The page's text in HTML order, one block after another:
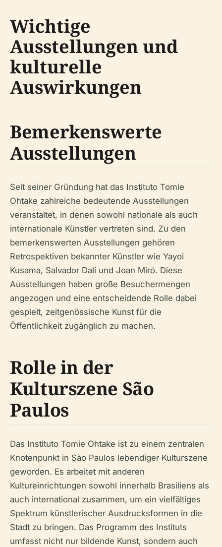
Wichtige
Ausstellungen und
kulturelle
Auswirkungen
Bemerkenswerte
Ausstellungen
Seit seiner Gründung hat das Instituto Tomie
Ohtake zahlreiche bedeutende Ausstellungen
veranstaltet, in denen sowohl nationale als auch
internationale Künstler vertreten sind. Zu den
bemerkenswerten Ausstellungen gehören
Retrospektiven bekannter Künstler wie Yayoi
Kusama, Salvador Dalí und Joan Miró. Diese
Ausstellungen haben große Besuchermengen
angezogen und eine entscheidende Rolle dabei
gespielt, zeitgenössische Kunst für die
Öffentlichkeit zugänglich zu machen.
Rolle in der
Kulturszene São
Paulos
Das Instituto Tomie Ohtake ist zu einem zentralen
Knotenpunkt in São Paulos lebendiger Kulturszene
geworden. Es arbeitet mit anderen
Kultureinrichtungen sowohl innerhalb Brasiliens als
auch international zusammen, um ein vielfältiges
Spektrum künstlerischer Ausdrucksformen in die
Stadt zu bringen. Das Programm des Instituts
umfasst nicht nur bildende Kunst, sondern auch